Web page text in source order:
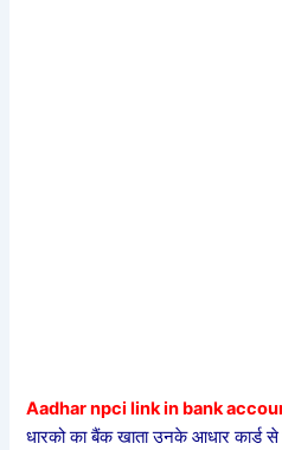
Aadhar npci link in bank
धारको का बैंक खाता उनके आधार कार्ड